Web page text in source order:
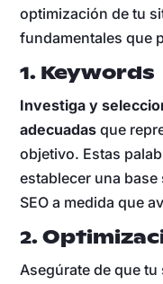
optimización de tu
fundamentales que
1. Keywords
Investiga y
adecuadasque
objetivo. Estas
establecer una
SEO a medida que
2.
Asegúrate de que